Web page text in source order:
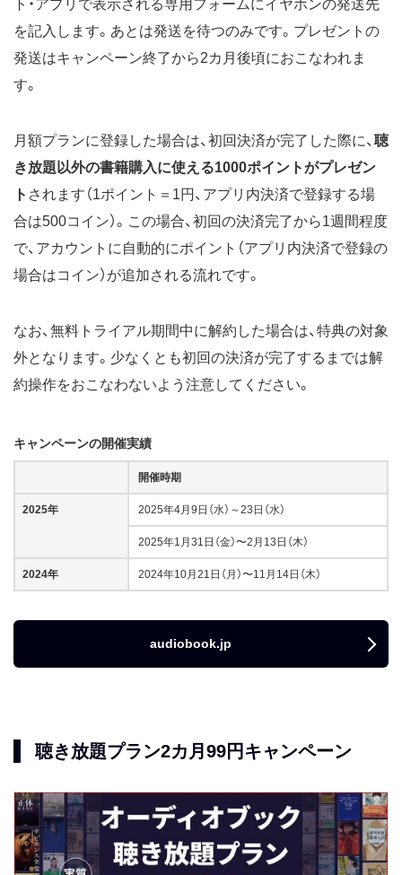
ト・アプリで表示される専用フォームにイヤホンの発送先
を記入します。あとは発送を待つのみです。プレゼントの
発送はキャンペーン終了から2カ月後頃におこなわれま
す。
月額プランに登録した場合は、初回決済が完了した際に、 聴
き放題以外の書籍購入に使える1000ポイントがプレゼン
ト されます（1ポイント＝1円、アプリ内決済で登録する場
合は500コイン）。この場合、初回の決済完了から1週間程度
で、アカウントに自動的にポイント（アプリ内決済で登録の
場合はコイン）が追加される流れです。
なお、無料トライアル期間中に解約した場合は、特典の対象
外となります。少なくとも初回の決済が完了するまでは解
約操作をおこなわないよう注意してください。
キャンペーンの開催実績
開催時期
2025年 2025年4月9日（水）～23日（水）
2025年1月31日（金）〜2月13日（木）
2024年 2024年10月21日（月）〜11月14日（木）
audiobook.jp
聴き放題プラン2カ月99円キャンペーン